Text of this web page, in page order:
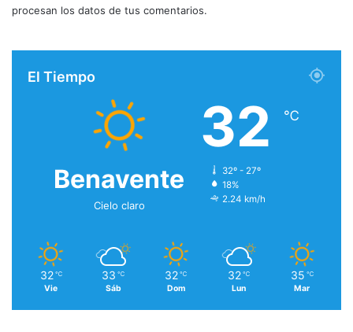
procesan los datos de tus comentarios.
El Tiempo
Benavente
Cielo claro
32 ℃
32º - 27º
18%
2.24 km/h
32 ℃
Vie
33 ℃
Sáb
32 ℃
Dom
32 ℃
Lun
35 ℃
Mar